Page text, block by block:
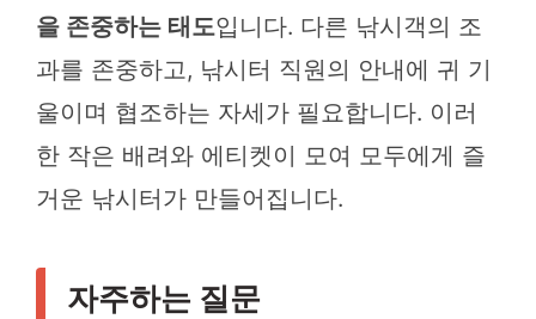
을 존중하는 태도입니다. 다른 낚시객의 조
과를 존중하고, 낚시터 직원의 안내에 귀 기
울이며 협조하는 자세가 필요합니다. 이러
한 작은 배려와 에티켓이 모여 모두에게 즐
거운 낚시터가 만들어집니다.
자주하는 질문